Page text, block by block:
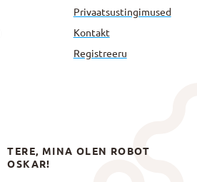
Privaatsus­tingimused
Kontakt
Registreeru
TERE, MINA OLEN ROBOT
OSKAR!